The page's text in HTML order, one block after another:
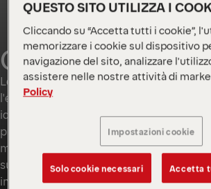
GRU
Le gru PALFINGER si rivolgono a settori
l'edilizia, la logistica e la silvicoltura. Che
idraulica, una gru MARINE, una
prodotto su misura locale, queste gru
movimentazione precisa, prestazioni
supporto locale, garantendo
incarico.
QUESTO SITO UTILIZZA I
Cliccando su “Accetta tutti i cookie”,
memorizzare i cookie sul dispositivo
navigazione del sito, analizzare
assistere nelle nostre attività di
Policy
Impostazioni cookie
Solo cookie necessari Accetta